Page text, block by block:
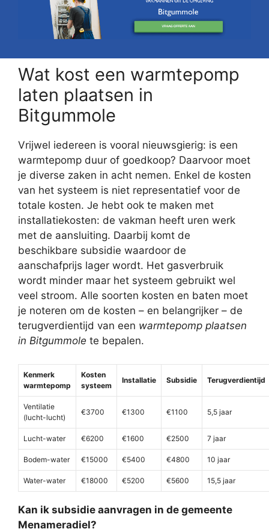
Wat kost een warmtepomp
laten plaatsen in
Bitgummole
Vrijwel iedereen is vooral nieuwsgierig: is een
warmtepomp duur of goedkoop? Daarvoor moet
je diverse zaken in acht nemen. Enkel de kosten
van het systeem is niet representatief voor de
totale kosten. Je hebt ook te maken met
installatiekosten: de vakman heeft uren werk
met de aansluiting. Daarbij komt de
beschikbare subsidie waardoor de
aanschafprijs lager wordt. Het gasverbruik
wordt minder maar het systeem gebruikt wel
veel stroom. Alle soorten kosten en baten moet
je noteren om de kosten – en belangrijker – de
terugverdientijd van een warmtepomp plaatsen
in Bitgummole te bepalen.
Kenmerk
warmtepomp
Kosten
systeem
Installatie Subsidie Terugverdientijd
Ventilatie
(lucht-lucht)
€3700 €1300 €1100 5,5 jaar
Lucht-water €6200 €1600 €2500 7 jaar
Bodem-water €15000 €5400 €4800 10 jaar
Water-water €18000 €5200 €5600 15,5 jaar
Kan ik subsidie aanvragen in de gemeente
Menameradiel?